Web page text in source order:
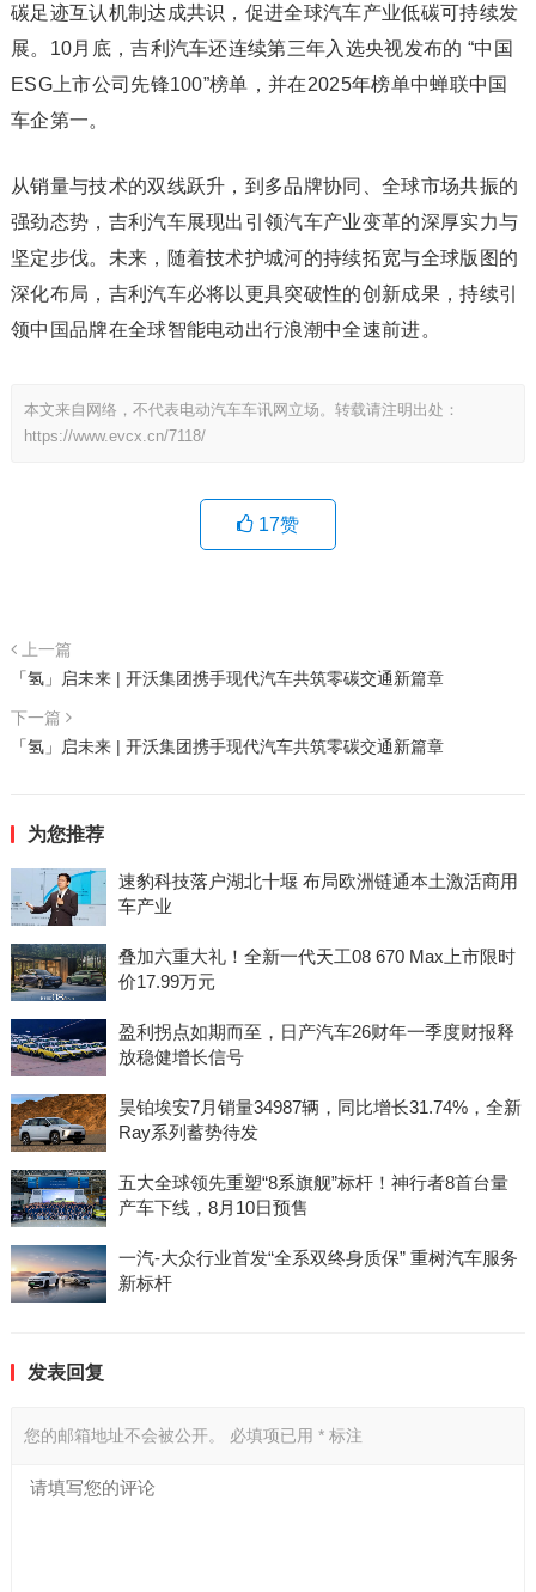
碳足迹互认机制达成共识，促进全球汽车产业低碳可持续发
展。10月底，吉利汽车还连续第三年入选央视发布的 “中国
ESG上市公司先锋100”榜单，并在2025年榜单中蝉联中国
车企第一。
从销量与技术的双线跃升，到多品牌协同、全球市场共振的
强劲态势，吉利汽车展现出引领汽车产业变革的深厚实力与
坚定步伐。未来，随着技术护城河的持续拓宽与全球版图的
深化布局，吉利汽车必将以更具突破性的创新成果，持续引
领中国品牌在全球智能电动出行浪潮中全速前进。
本文来自网络，不代表电动汽车车讯网立场。转载请注明出处：
https://www.evcx.cn/7118/
17赞
上一篇
「氢」启未来 | 开沃集团携手现代汽车共筑零碳交通新篇章
下一篇
「氢」启未来 | 开沃集团携手现代汽车共筑零碳交通新篇章
为您推荐
速豹科技落户湖北十堰 布局欧洲链通本土激活商用
车产业
叠加六重大礼！全新一代天工08 670 Max上市限时
价17.99万元
盈利拐点如期而至，日产汽车26财年一季度财报释
放稳健增长信号
昊铂埃安7月销量34987辆，同比增长31.74%，全新
Ray系列蓄势待发
五大全球领先重塑“8系旗舰”标杆！神行者8首台量
产车下线，8月10日预售
一汽-大众行业首发“全系双终身质保” 重树汽车服务
新标杆
发表回复
您的邮箱地址不会被公开。 必填项已用 *标注